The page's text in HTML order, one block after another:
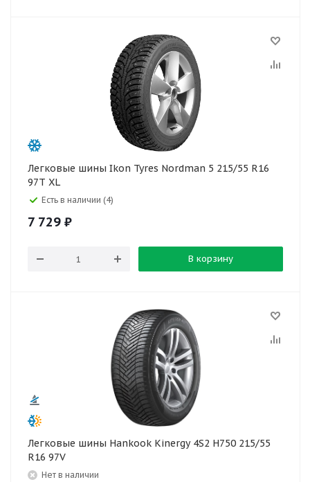
Легковые шины Ikon Tyres Nordman 5 215/55 R16
97T XL
Есть в наличии (4)
7 729 ₽
В корзину
Легковые шины Hankook Kinergy 4S2 H750 215/55
R16 97V
Нет в наличии